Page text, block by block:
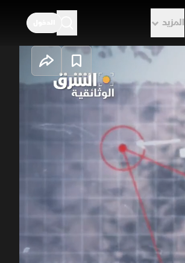
المزيد
: الحادي عشر من
يغير جورج بوش